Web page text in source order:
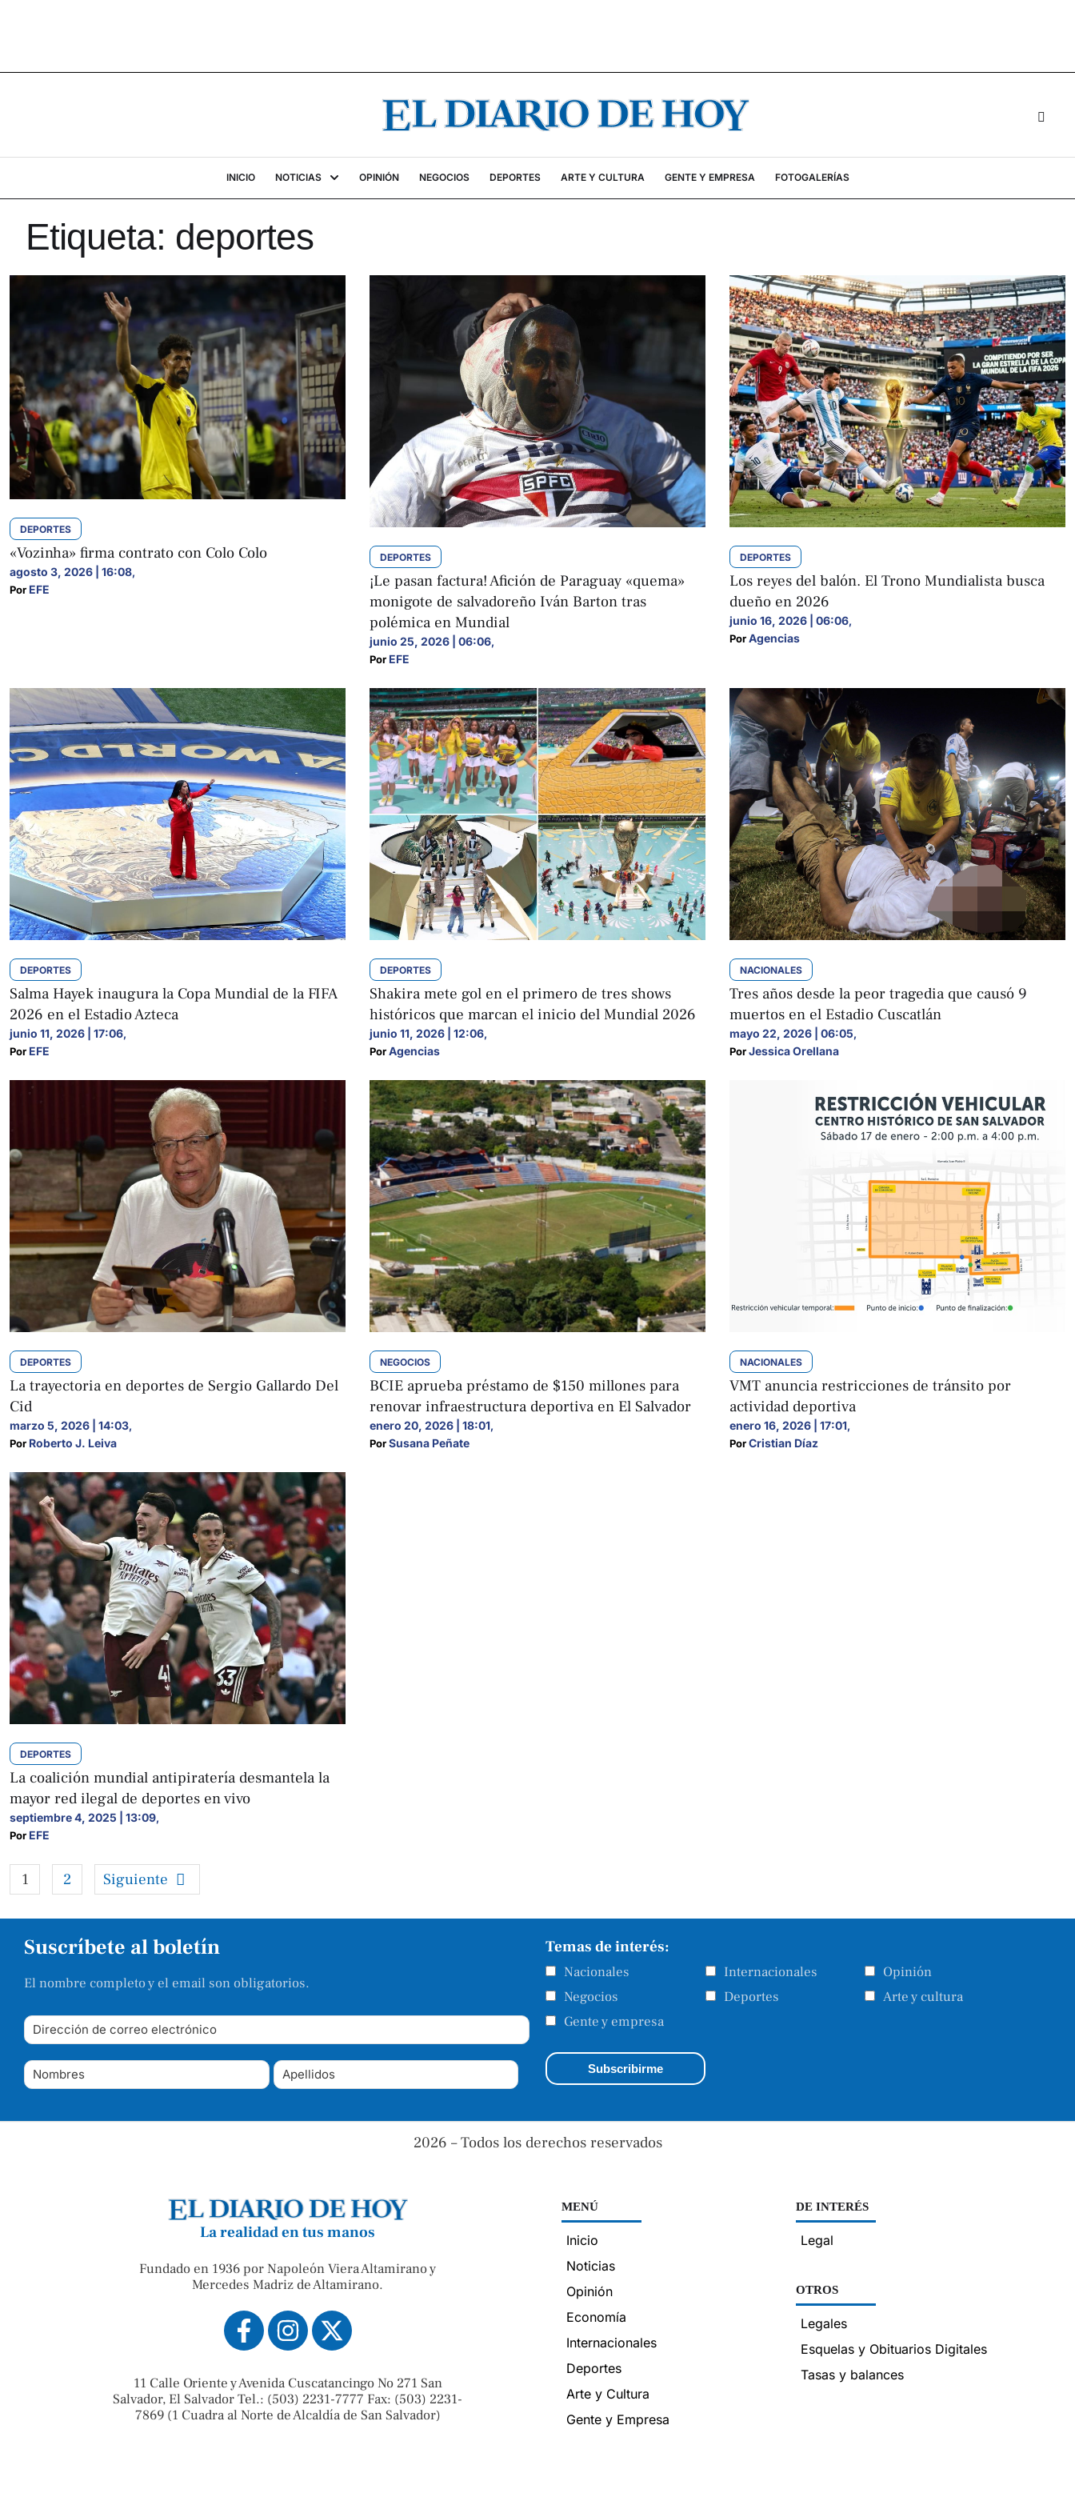
INICIO NOTICIAS OPINIÓN NEGOCIOS DEPORTES ARTE Y CULTURA GENTE Y EMPRESA FOTOGALERÍAS
Etiqueta: deportes
DEPORTES
«Vozinha» firma contrato con Colo Colo
agosto 3, 2026 | 16:08,
Por EFE
DEPORTES
¡Le pasan factura! Afición de Paraguay «quema»
monigote de salvadoreño Iván Barton tras
polémica en Mundial
junio 25, 2026 | 06:06,
Por EFE
DEPORTES
Los reyes del balón. El Trono Mundialista busca
dueño en 2026
junio 16, 2026 | 06:06,
Por Agencias
DEPORTES
Salma Hayek inaugura la Copa Mundial de la FIFA
2026 en el Estadio Azteca
junio 11, 2026 | 17:06,
Por EFE
DEPORTES
Shakira mete gol en el primero de tres shows
históricos que marcan el inicio del Mundial 2026
junio 11, 2026 | 12:06,
Por Agencias
NACIONALES
Tres años desde la peor tragedia que causó 9
muertos en el Estadio Cuscatlán
mayo 22, 2026 | 06:05,
Por Jessica Orellana
DEPORTES
La trayectoria en deportes de Sergio Gallardo Del
Cid
marzo 5, 2026 | 14:03,
Por Roberto J. Leiva
NEGOCIOS
BCIE aprueba préstamo de $150 millones para
renovar infraestructura deportiva en El Salvador
enero 20, 2026 | 18:01,
Por Susana Peñate
NACIONALES
VMT anuncia restricciones de tránsito por
actividad deportiva
enero 16, 2026 | 17:01,
Por Cristian Díaz
DEPORTES
La coalición mundial antipiratería desmantela la
mayor red ilegal de deportes en vivo
septiembre 4, 2025 | 13:09,
Por EFE
1 2 Siguiente
Suscríbete al boletín
El nombre completo y el email son obligatorios.
Temas de interés:
Nacionales Internacionales
Opinión
Negocios
Deportes
Arte y cultura
Gente y empresa
2026 – Todos los derechos reservados
La realidad en tus manos
Fundado en 1936 por Napoleón Viera Altamirano y
Mercedes Madriz de Altamirano.
11 Calle Oriente y Avenida Cuscatancingo No 271 San
Salvador, El Salvador Tel.: (503) 2231-7777 Fax: (503) 2231-
7869 (1 Cuadra al Norte de Alcaldía de San Salvador)
MENÚ
Inicio
Noticias
Opinión
Economía
Internacionales
Deportes
Arte y Cultura
Gente y Empresa
DE INTERÉS
Legal
OTROS
Legales
Esquelas y Obituarios Digitales
Tasas y balances